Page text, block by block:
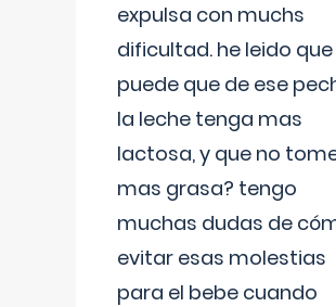
expulsa con muchs
dificultad. he leido que
puede que de ese
la leche tenga mas
lactosa, y que no
mas grasa? tengo
muchas dudas de
evitar esas molestias
para el bebe cuando